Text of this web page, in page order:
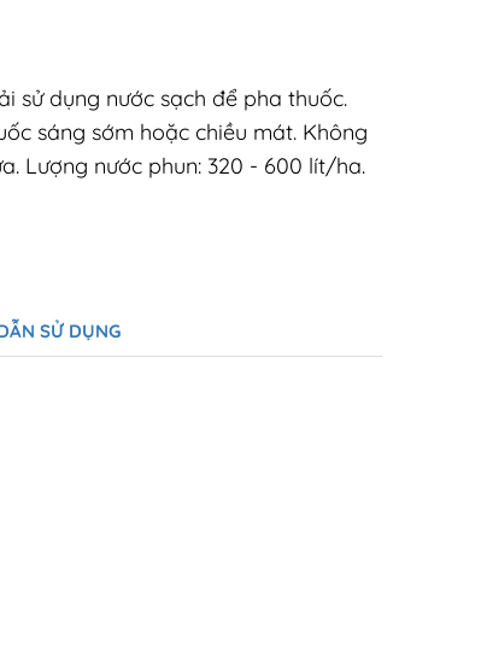
sử dụng nước sạch để pha thuốc.
sáng sớm hoặc chiều mát. Không
Lượng nước phun: 320 - 600 lít/ha.
SỬ DỤNG